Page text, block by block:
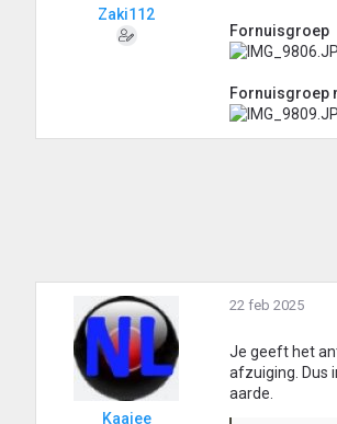
Zaki112
Fornuisgroep
Fornuisgroep
Kaajee
22 feb 2025
Je geeft het
afzuiging. Dus
aarde.